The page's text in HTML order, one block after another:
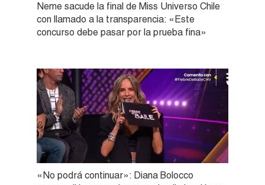
Neme sacude la final de Miss Universo Chile
con llamado a la transparencia: «Este
concurso debe pasar por la prueba fina»
«No podrá continuar»: Diana Bolocco